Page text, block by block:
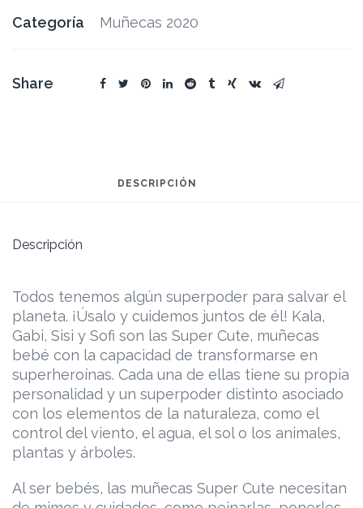
Categoría Muñecas 2020
Share
DESCRIPCIÓN
Descripción
Todos tenemos algún superpoder para salvar el
planeta. ¡Úsalo y cuidemos juntos de él! Kala,
Gabi, Sisi y Sofi son las Super Cute, muñecas
bebé con la capacidad de transformarse en
superheroínas. Cada una de ellas tiene su propia
personalidad y un superpoder distinto asociado
con los elementos de la naturaleza, como el
control del viento, el agua, el sol o los animales,
plantas y árboles.
Al ser bebés, las muñecas Super Cute necesitan